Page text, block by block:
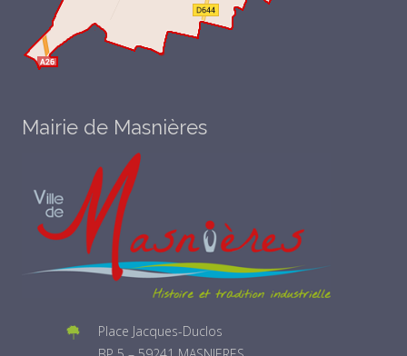
Mairie de Masnières
Place Jacques-Duclos